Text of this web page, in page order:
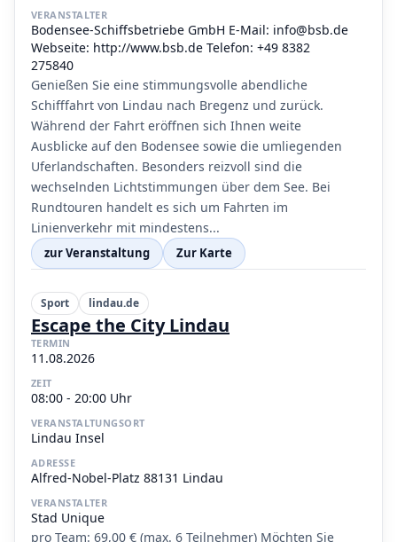
VERANSTALTER
Bodensee-Schiffsbetriebe GmbH E-Mail: info@bsb.de
Webseite: http://www.bsb.de Telefon: +49 8382
275840
Genießen Sie eine stimmungsvolle abendliche
Schifffahrt von Lindau nach Bregenz und zurück.
Während der Fahrt eröffnen sich Ihnen weite
Ausblicke auf den Bodensee sowie die umliegenden
Uferlandschaften. Besonders reizvoll sind die
wechselnden Lichtstimmungen über dem See. Bei
Rundtouren handelt es sich um Fahrten im
Linienverkehr mit mindestens...
zur Veranstaltung Zur Karte
Sport lindau.de
Escape the City Lindau
TERMIN
11.08.2026
ZEIT
08:00 - 20:00 Uhr
VERANSTALTUNGSORT
Lindau Insel
ADRESSE
Alfred-Nobel-Platz 88131 Lindau
VERANSTALTER
Stad Unique
pro Team: 69,00 € (max. 6 Teilnehmer) Möchten Sie